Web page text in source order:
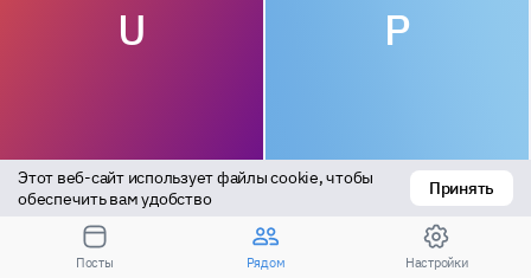
U
Актив
P
Универсал
Этот веб-сайт использует файлы cookie, чтобы
обеспечить вам удобство
Принять
Посты Рядом Настройки